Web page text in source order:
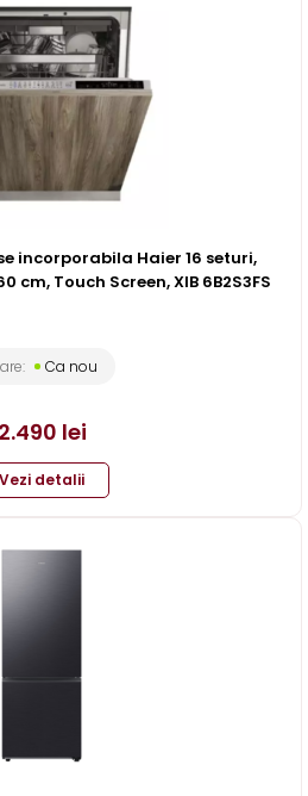
incorporabila Haier 16 seturi,
cm, Touch Screen, XIB 6B2S3FS
Ca nou
2.490 lei
Vezi detalii